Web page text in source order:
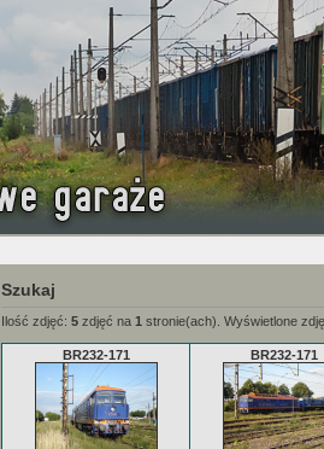
Szukaj
Ilość zdjęć: 5 zdjęć na 1 stronie(ach). Wyświetlone
BR232-171 BR232-171